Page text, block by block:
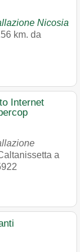
Nicosia
km. da
Internet
a